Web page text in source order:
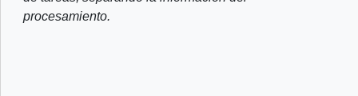
procesamiento.